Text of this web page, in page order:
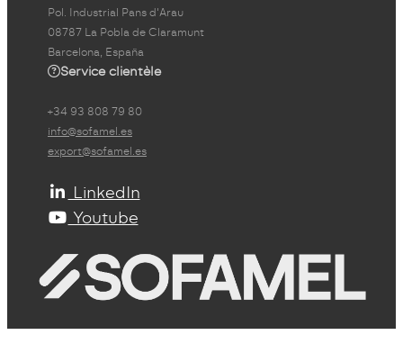
Pol. Industrial Pans d'Arau
08787 La Pobla de Claramunt
Barcelona, España
Service clientèle
+34 93 808 79 80
info@sofamel.es
export@sofamel.es
LinkedIn
Youtube